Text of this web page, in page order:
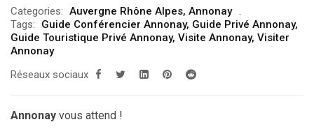
prix :
309.00€
349.00€
Categories: Auvergne Rhône Alpes, Annonay
Tags:
Guide Conférencier Annonay, Guide Privé Annonay,
Guide Touristique Privé Annonay, Visite Annonay, Visiter
Annonay
Réseaux sociaux
Annonay vous attend !